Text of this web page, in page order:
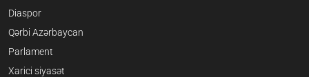
Diaspor
Qərbi Azərbaycan
Parlament
Xarici siyasət